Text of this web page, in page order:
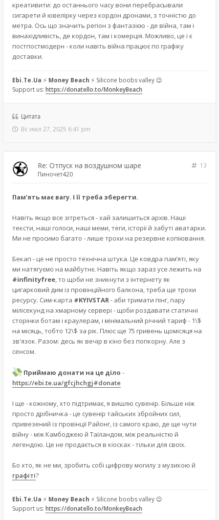
креативити: до останнього часу вони перебрасывали
сигарети й ювелірку через кордон дронами, з точністю до
метра. Ось що значить регіон з фантазією - де війна, там і
винахідливість, де кордон, там і комерція. Можливо, це і є
постпостмодерн - коли навіть війна працює по графіку
доставки.
Ebi.Te.Ua ⚡ Money Beach ⚡ Silicone boobs valley 😉
Support us: https://donatello.to/MonkeyBeach
Цитата
Вс июл 27, 2025 6:41 pm
Re: Отпуск на воздушном шаре
13
Пиночет420
Пам’ять має вагу. І її треба зберегти.
Навіть якщо все зітреться - хай залишиться архів. Наші
тексти, наші голоси, наші меми, теги, історії й забуті аватарки.
Ми не просимо багато - лише трохи на резервне копіювання.
Бекап - це не просто технічна штука. Це ковдра пам’яті, яку
ми натягуємо на майбутнє. Навіть якщо зараз усе лежить на
#infinityfree, то щоби не зникнути з інтернету як
цигарковий дим із провінційного балкона, треба ще трохи
ресурсу. Сим-карта #KYIVSTAR- аби тримати пінг, пару
мілісекунд на хмарному сервері - щоби роздавати статичні
сторінки ботам і краулерам, і мінімальний річний тариф - 1\$
на місяць, тобто 12\$ за рік. Плюс ще 75 гривень щомісяця на
зв'язок. Разом: десь як вечір в кіно без попкорну. Але з
сенсом.
Приймаю донати на це діло -
https://ebi.te.ua/gfcjhchgj#donate
І ще - кожному, хто підтримає, я вишлю сувенір. Більше ніж
просто дрібничка - це сувенір тайських збройних сил,
привезений із провінції Районг, із самого краю, де ще чути
війну - між Камбоджею й Таїландом, між реальністю й
легендою. Це не продається в кіосках - тільки для своїх.
Бо хто, як не ми, зробить собі цифрову могилу з музикою й
графіті?
Ebi.Te.Ua ⚡ Money Beach ⚡ Silicone boobs valley 😉
Support us: https://donatello.to/MonkeyBeach